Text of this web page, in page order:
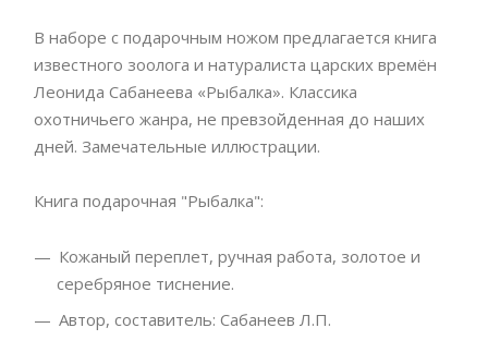
В наборе с подарочным ножом предлагается книга
известного зоолога и натуралиста царских времён
Леонида Сабанеева «Рыбалка». Классика
охотничьего жанра, не превзойденная до наших
дней. Замечательные иллюстрации.
Книга подарочная "Рыбалка":
Кожаный переплет, ручная работа, золотое и
серебряное тиснение.
Автор, составитель: Сабанеев Л.П.